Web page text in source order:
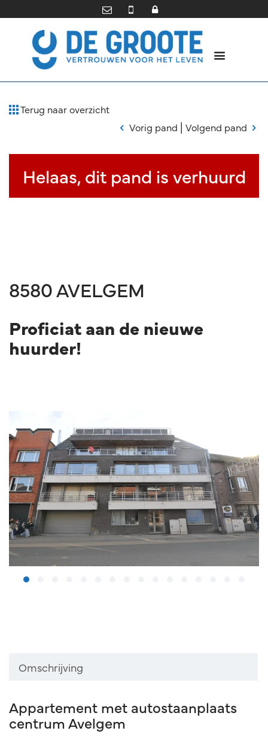
Terug naar overzicht
Vorig pand | Volgend pand
Helaas, dit pand is verhuurd
8580 AVELGEM
Proficiat aan de nieuwe
huurder!
Omschrijving
Omschrijving
Appartement met autostaanplaats
centrum Avelgem